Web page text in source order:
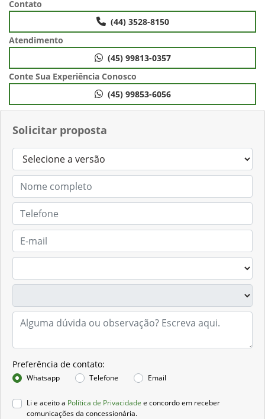
Solicitar proposta
Preferência de contato:
Whatsapp Telefone Email
Li e aceito a Política de Privacidade e concordo em receber
comunicações da concessionária.
Contato
(44) 3528-8150
Atendimento
(45) 99813-0357
Conte Sua Experiência Conosco
(45) 99853-6056